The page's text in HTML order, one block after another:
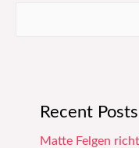
Recent Posts
Matte Felgen